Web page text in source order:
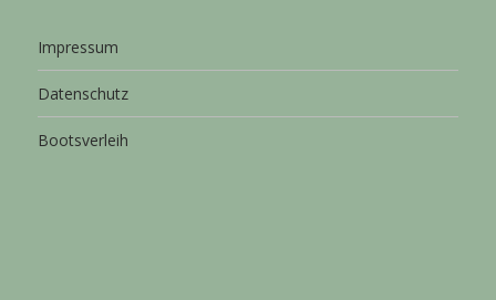
Impressum
Datenschutz
Bootsverleih